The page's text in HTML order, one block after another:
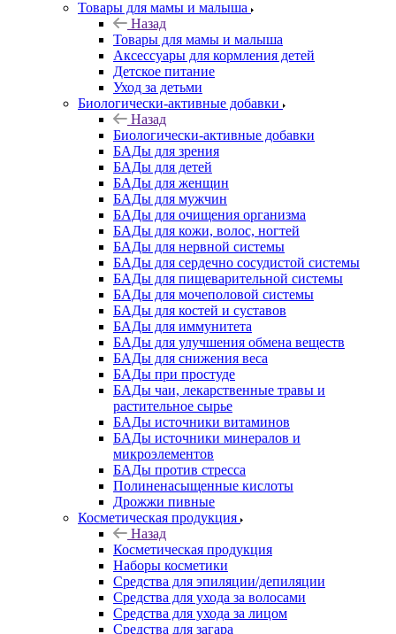
Товары для мамы и малыша
Назад
Товары для мамы и малыша
Аксессуары для кормления детей
Детское питание
Уход за детьми
Биологически-активные добавки
Назад
Биологически-активные добавки
БАДы для зрения
БАДы для детей
БАДы для женщин
БАДы для мужчин
БАДы для очищения организма
БАДы для кожи, волос, ногтей
БАДы для нервной системы
БАДы для сердечно сосудистой системы
БАДы для пищеварительной системы
БАДы для мочеполовой системы
БАДы для костей и суставов
БАДы для иммунитета
БАДы для улучшения обмена веществ
БАДы для снижения веса
БАДы при простуде
БАДы чаи, лекарственные травы и
растительное сырье
БАДы источники витаминов
БАДы источники минералов и
микроэлементов
БАДы против стресса
Полиненасыщенные кислоты
Дрожжи пивные
Косметическая продукция
Назад
Косметическая продукция
Наборы косметики
Средства для эпиляции/депиляции
Средства для ухода за волосами
Средства для ухода за лицом
Средства для загара